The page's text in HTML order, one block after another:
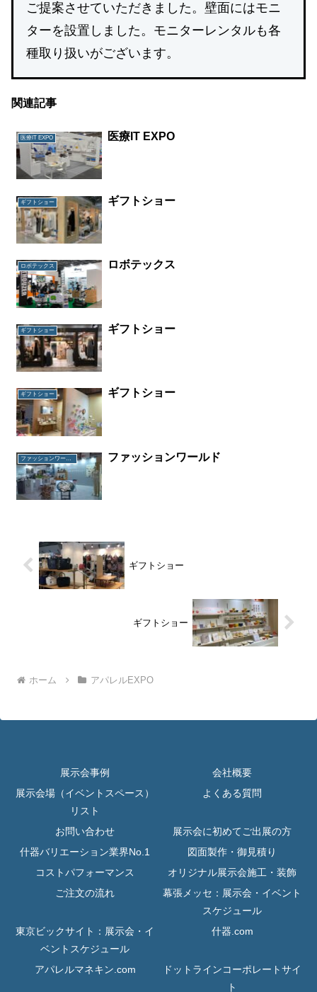
ご提案させていただきました。壁面にはモニ
ターを設置しました。モニターレンタルも各
種取り扱いがございます。
関連記事
医療IT EXPO 医療IT EXPO
ギフトショー ギフトショー
ロボテックス ロボテックス
ギフトショー ギフトショー
ギフトショー ギフトショー
ファッションワールド ファッションワールド
ギフトショー
ギフトショー
ホーム アパレルEXPO
展示会事例
会社概要
展示会場（イベントスペース）
リスト
よくある質問
お問い合わせ
展示会に初めてご出展の方
什器バリエーション業界No.1
図面製作・御見積り
コストパフォーマンス
オリジナル展示会施工・装飾
ご注文の流れ
幕張メッセ：展示会・イベント
スケジュール
東京ビックサイト：展示会・イ
ベントスケジュール
什器.com
アパレルマネキン.com
ドットラインコーポレートサイ
ト